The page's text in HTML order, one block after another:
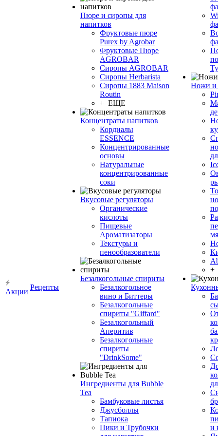
Акции
Рецепты
Пюре и сиропы для
напитков
Фруктовые пюре
Purex by Agrobar
Фруктовые Пюре
AGROBAR
Сиропы AGROBAR
Сиропы Herbarista
Сиропы 1883 Maison
Routin
+ ЕЩЕ
Концентраты напитков
Кордиалы
ESSENCE
Концентрированные
основы
Натуральные
концентрированные
соки
Вкусовые регуляторы
Органические
кислоты
Пищевые
Ароматизаторы
Текстуры и
пенообразователи
Безалкогольные спириты
Безалкогольное
вино и Биттеры
Безалкогольные
спириты "Giffard"
Безалкогольный
Аперитив
Безалкогольные
спириты
"DrinkSome"
Ингредиенты для Bubble
Tea
Бамбуковые листья
Джусболлы
Тапиока
Пики и Трубочки
Ножи и
+
и